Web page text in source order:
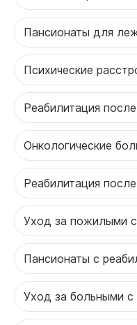
Пансионаты для
Психические
Реабилитация
Онкологические
Реабилитация
Уход за пожилыми
Пансионаты с
Уход за больными с